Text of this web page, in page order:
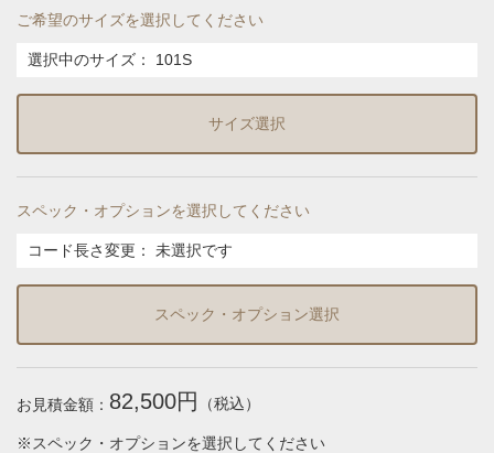
ご希望のサイズを選択してください
選択中のサイズ： 101S
サイズ選択
スペック・オプションを選択してください
コード長さ変更 ： 未選択です
スペック・オプション選択
お見積金額： 82,500円 （税込）
※スペック・オプションを選択してください